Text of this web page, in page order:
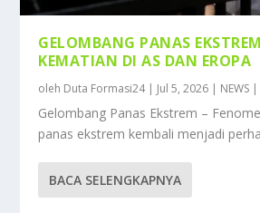
GELOMBANG PANAS
KEMATIAN DI AS DAN EROPA
oleh Duta Formasi24| Jul 5, 2026 NEWS
Gelombang Panas Ekstrem –
panas ekstrem kembali menjadi
BACA SELENGKAPNYA